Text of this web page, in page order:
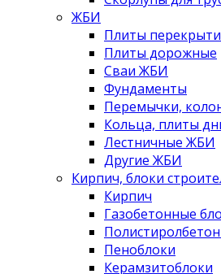
ЖБИ
Плиты
Плиты дорожные
Сваи ЖБИ
Фундаменты
Перемычки,
Кольца, плиты
Лестничные ЖБИ
Другие ЖБИ
Кирпич, блоки
Кирпич
Газобетонные
Пеноблоки
Керамзитоблоки